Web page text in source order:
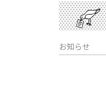
お知らせ